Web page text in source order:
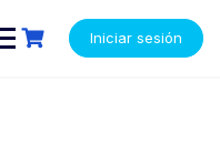
Iniciar sesión